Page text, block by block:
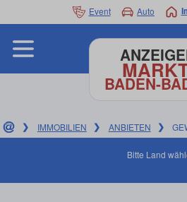
Event Auto
BADEN-
❯ IMMOBILIEN ❯ ANBIETEN ❯
Bitte Land